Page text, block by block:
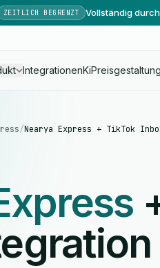
ZEITLICH BEGRENZT Vollständig
IntegrationenKi
/Nearya Express + TikTok